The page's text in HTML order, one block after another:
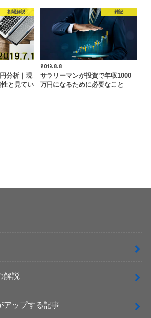
相場解説
分析｜現
と見てい
雑記
2019.8.8
サラリーマンが投資で年収1000
万円になるために必要なこと
解説
アップする記事